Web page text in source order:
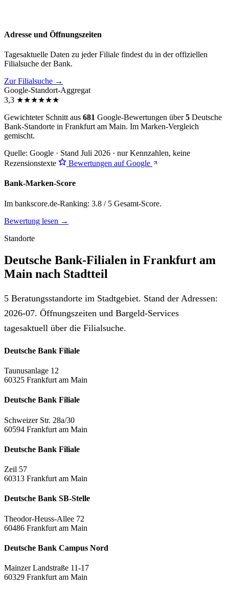
Adresse und Öffnungszeiten
Tagesaktuelle Daten zu jeder Filiale findest du in der offiziellen
Filialsuche der Bank.
Zur Filialsuche →
Google-Standort-Aggregat
3,3 ★★★★★★
Gewichteter Schnitt aus 681 Google-Bewertungen über5 Deutsche
Bank-Standorte in Frankfurt am Main. Im Marken-Vergleich
gemischt.
Quelle: Google · Stand Juli 2026 · nur Kennzahlen, keine
Rezensionstexte
Bewertungen auf Google
Bank-Marken-Score
Im bankscore.de-Ranking: 3.8 / 5 Gesamt-Score.
Bewertung lesen →
Standorte
Deutsche Bank-Filialen in Frankfurt am
Main nach Stadtteil
5 Beratungsstandorte im Stadtgebiet. Stand der Adressen:
2026-07. Öffnungszeiten und Bargeld-Services
tagesaktuell über die Filialsuche.
Deutsche Bank Filiale
Taunusanlage 12
60325 Frankfurt am Main
Deutsche Bank Filiale
Schweizer Str. 28a/30
60594 Frankfurt am Main
Deutsche Bank Filiale
Zeil 57
60313 Frankfurt am Main
Deutsche Bank SB-Stelle
Theodor-Heuss-Allee 72
60486 Frankfurt am Main
Deutsche Bank Campus Nord
Mainzer Landstraße 11-17
60329 Frankfurt am Main